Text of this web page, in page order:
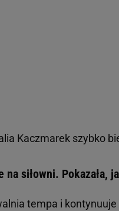
Kaczmarek szybko
na siłowni. Pokazała,
tempa i